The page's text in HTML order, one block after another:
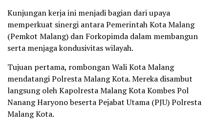
Kunjungan kerja ini menjadi bagian dari upaya
memperkuat sinergi antara Pemerintah Kota Malang
(Pemkot Malang) dan Forkopimda dalam membangun
serta menjaga kondusivitas wilayah.
Tujuan pertama, rombongan Wali Kota Malang
mendatangi Polresta Malang Kota. Mereka disambut
langsung oleh Kapolresta Malang Kota Kombes Pol
Nanang Haryono beserta Pejabat Utama (PJU) Polresta
Malang Kota.